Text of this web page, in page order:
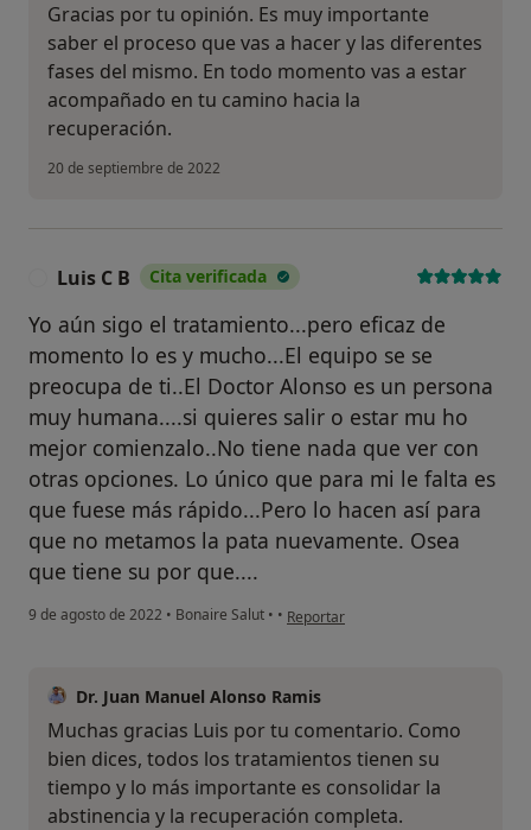
Gracias por tu opinión. Es muy importante
saber el proceso que vas a hacer y las diferentes
fases del mismo. En todo momento vas a estar
acompañado en tu camino hacia la
recuperación.
20 de septiembre de 2022
Luis C B Cita verificada
Yo aún sigo el tratamiento...pero eficaz de
momento lo es y mucho...El equipo se se
preocupa de ti..El Doctor Alonso es un persona
muy humana....si quieres salir o estar mu ho
mejor comienzalo..No tiene nada que ver con
otras opciones. Lo único que para mi le falta es
que fuese más rápido...Pero lo hacen así para
que no metamos la pata nuevamente. Osea
que tiene su por que....
9 de agosto de 2022 • Bonaire Salut • • en opinión del usuario Luis C B
Reportar
Dr. Juan Manuel Alonso Ramis
Muchas gracias Luis por tu comentario. Como
bien dices, todos los tratamientos tienen su
tiempo y lo más importante es consolidar la
abstinencia y la recuperación completa.